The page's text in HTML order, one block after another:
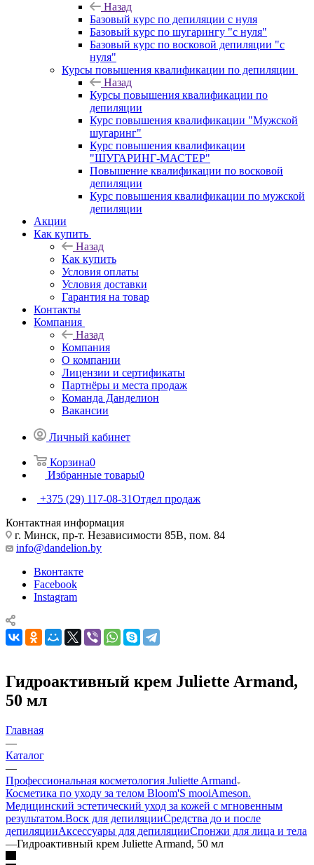
Назад
Базовый курс по депиляции с нуля
Базовый курс по шугарингу "с нуля"
Базовый курс по восковой депиляции "с
нуля"
Курсы повышения квалификации по депиляции
Назад
Курсы повышения квалификации по
депиляции
Курс повышения квалификации "Мужской
шугаринг"
Курс повышения квалификации
"ШУГАРИНГ-МАСТЕР"
Повышение квалификации по восковой
депиляции
Курс повышения квалификации по мужской
депиляции
Акции
Как купить
Назад
Как купить
Условия оплаты
Условия доставки
Гарантия на товар
Контакты
Компания
Назад
Компания
О компании
Лицензии и сертификаты
Партнёры и места продаж
Команда Данделион
Вакансии
Личный кабинет
Корзина0
Избранные товары0
+375 (29) 117-08-31Отдел продаж
Контактная информация
г. Минск, пр-т. Независимости 85В, пом. 84
info@dandelion.by
Вконтакте
Facebook
Instagram
Гидроактивный крем Juliette Armand,
50 мл
Главная
—
Каталог
—
Профессиональная косметология Juliette Armand
Косметика по уходу за телом Bloom'S mooiAmeson.
Медицинский эстетический уход за кожей с мгновенным
результатом.Воск для депиляцииСредства до и после
депиляцииАксессуары для депиляцииСпонжи для лица и тела
—Гидроактивный крем Juliette Armand, 50 мл